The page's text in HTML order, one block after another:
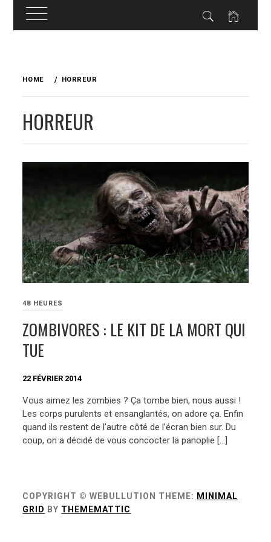
HOME HORREUR
HORREUR
48 HEURES
ZOMBIVORES : LE KIT DE LA MORT QUI
TUE
22 FÉVRIER 2014
Vous aimez les zombies ? Ça tombe bien, nous aussi !
Les corps purulents et ensanglantés, on adore ça. Enfin
quand ils restent de l’autre côté de l’écran bien sur. Du
coup, on a décidé de vous concocter la panoplie […]
COPYRIGHT © WEBULLUTION THEME: MINIMAL
GRID BY THEMEMATTIC